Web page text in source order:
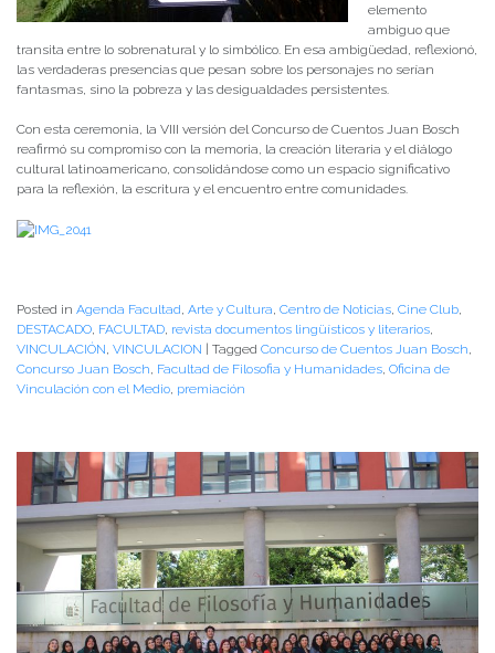
elemento
ambiguo que
transita entre lo sobrenatural y lo simbólico. En esa ambigüedad, reflexionó,
las verdaderas presencias que pesan sobre los personajes no serían
fantasmas, sino la pobreza y las desigualdades persistentes.
Con esta ceremonia, la VIII versión del Concurso de Cuentos Juan Bosch
reafirmó su compromiso con la memoria, la creación literaria y el diálogo
cultural latinoamericano, consolidándose como un espacio significativo
para la reflexión, la escritura y el encuentro entre comunidades.
Posted in Agenda Facultad, Arte y Cultura, Centro de Noticias, Cine Club,
DESTACADO, FACULTAD, revista documentos lingüísticos y literarios,
VINCULACIÓN, VINCULACION Tagged Concurso de Cuentos Juan Bosch,
Concurso Juan Bosch, Facultad de Filosofia y Humanidades, Oficina de
Vinculación con el Medio, premiación